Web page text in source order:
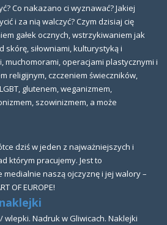
Co nakazano ci wyznawać? Jakiej
i za nią walczyć? Czym dzisiaj cię
gałek ocznych, wstrzykiwaniem jak
skórę, siłowniami, kulturystyką i
muchomorami, operacjami plastycznymi i
religijnym, czczeniem świeczników,
glutenem, weganizmem,
szowinizmem, a może
dziś w jeden z najważniejszych i
którym pracujemy. Jest to
naszą ojczyznę i jej walory –
OF EUROPE!
Nadruk w Gliwicach. Naklejki